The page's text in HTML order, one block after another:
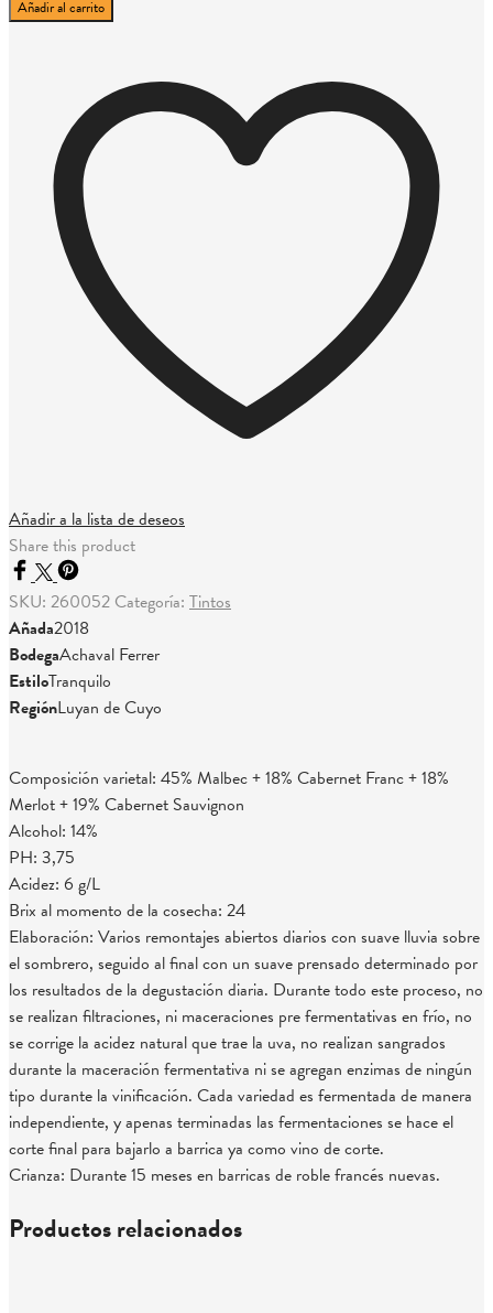
Añadir al carrito
Añadir a la lista de deseos
Share this product
SKU: 260052 Categoría: Tintos
Añada2018
BodegaAchaval Ferrer
EstiloTranquilo
RegiónLuyan de Cuyo
Composición varietal: 45% Malbec + 18% Cabernet Franc + 18%
Merlot + 19% Cabernet Sauvignon
Alcohol: 14%
PH: 3,75
Acidez: 6 g/L
Brix al momento de la cosecha: 24
Elaboración: Varios remontajes abiertos diarios con suave lluvia sobre
el sombrero, seguido al final con un suave prensado determinado por
los resultados de la degustación diaria. Durante todo este proceso, no
se realizan filtraciones, ni maceraciones pre fermentativas en frío, no
se corrige la acidez natural que trae la uva, no realizan sangrados
durante la maceración fermentativa ni se agregan enzimas de ningún
tipo durante la vinificación. Cada variedad es fermentada de manera
independiente, y apenas terminadas las fermentaciones se hace el
corte final para bajarlo a barrica ya como vino de corte.
Crianza: Durante 15 meses en barricas de roble francés nuevas.
Productos relacionados